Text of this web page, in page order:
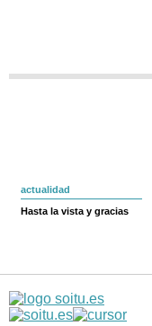
actualidad
Hasta la vista y gracias